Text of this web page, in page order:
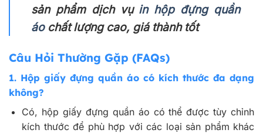
sản phẩm dịch vụ in hộp đựng quần
áochất lượng cao, giá thành tốt
Câu Hỏi Thường Gặp (FAQs)
1. Hộp giấy đựng quần áo có kích thước đa dạng
không?
Có, hộp giấy đựng quần áo có thể được tùy chỉnh
kích thước để phù hợp với các loại sản phẩm khác